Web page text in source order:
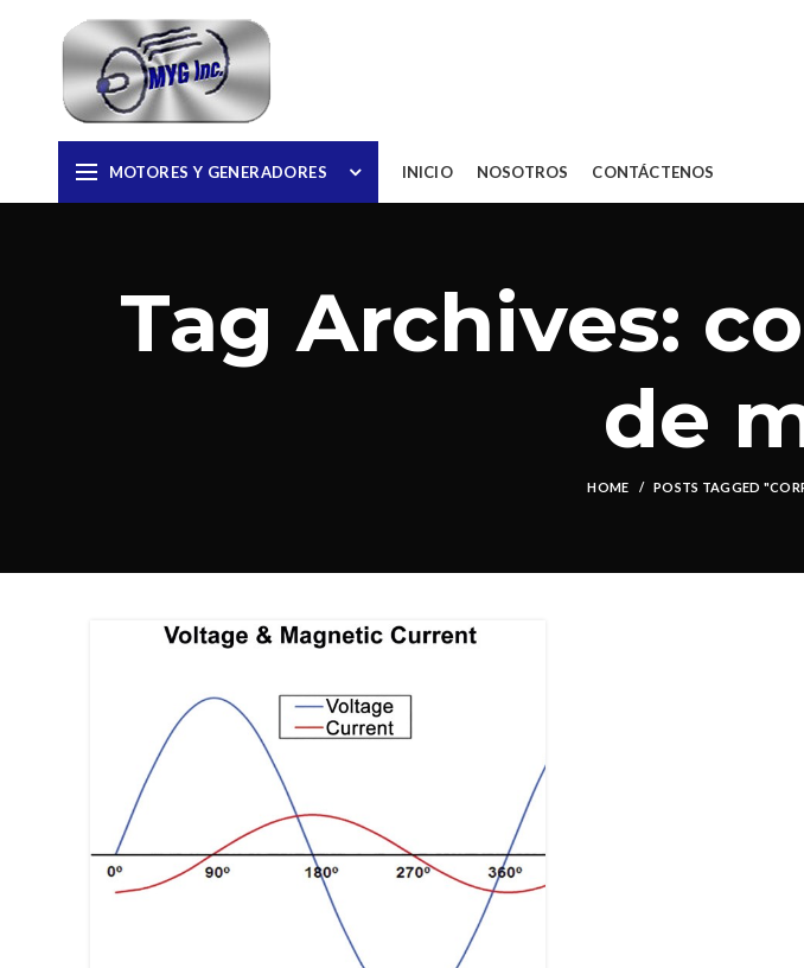
MOTORES Y GENERADORES INICIO NOSOTROS CONTÁCTENOS
Tag Archives:
de
HOME POSTS TAGGED